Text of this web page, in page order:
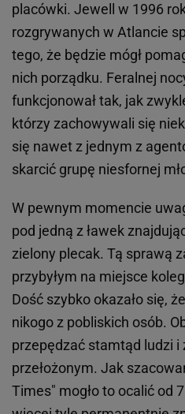
placówki. Jewell w 1996
rozgrywanych w Atlancie
tego, że będzie mógł
nich porządku. Feralnej
funkcjonował tak, jak
którzy zachowywali się
się nawet z jednym z
skarcić grupę niesfornej
W pewnym momencie
pod jedną z ławek
zielony plecak. Tą sprawą
przybyłym na miejsce
Dość szybko okazało się,
nikogo z pobliskich osób.
przepędzać stamtąd ludzi i
przełożonym. Jak
Times" mogło to ocalić od